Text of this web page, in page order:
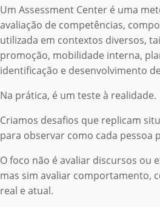
Um Assessment Center é uma
avaliação de competências,
utilizada em contextos diversos,
promoção, mobilidade interna,
identificação e desenvolvimento
Na prática, é um teste à realidade.
Criamos desafios que replicam
para observar como cada pessoa
O foco não é avaliar discursos ou
mas sim avaliar comportamento,
real e atual.